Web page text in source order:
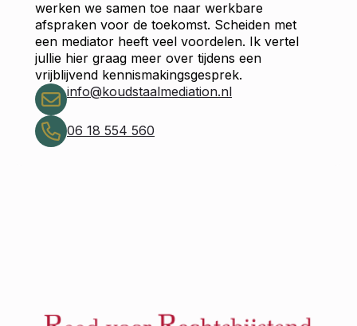
werken we samen toe naar werkbare
afspraken voor de toekomst. Scheiden met
een mediator heeft veel voordelen. Ik vertel
jullie hier graag meer over tijdens een
vrijblijvend kennismakingsgesprek.
info@koudstaalmediation.nl
06 18 554 560